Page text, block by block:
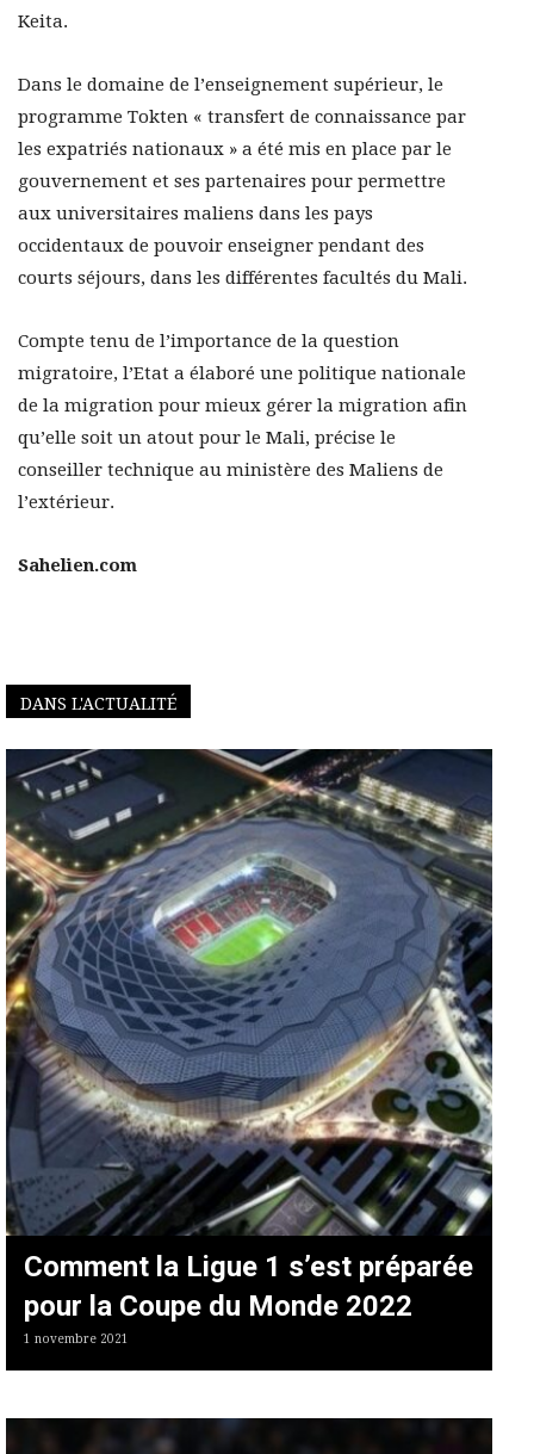
Keita.
Dans le domaine de l’enseignement supérieur, le
programme Tokten « transfert de connaissance par
les expatriés nationaux » a été mis en place par le
gouvernement et ses partenaires pour permettre
aux universitaires maliens dans les pays
occidentaux de pouvoir enseigner pendant des
courts séjours, dans les différentes facultés du Mali.
Compte tenu de l’importance de la question
migratoire, l’Etat a élaboré une politique nationale
de la migration pour mieux gérer la migration afin
qu’elle soit un atout pour le Mali, précise le
conseiller technique au ministère des Maliens de
l’extérieur.
Sahelien.com
DANS L'ACTUALITÉ
Comment la Ligue 1 s’est préparée
pour la Coupe du Monde 2022
1 novembre 2021